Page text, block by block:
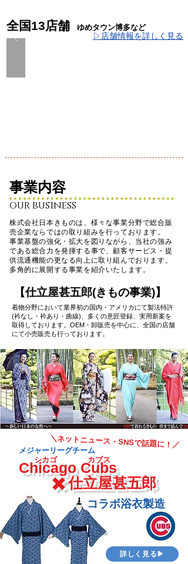
​全国13店舗 ゆめタウン博多など
​▷店舗情報を詳しく見る
事業内容
our business
株式会社日本きものは、様々な事業分野で総合販
売企業ならではの取り組みを行っております。
事業基盤の強化・拡大を図りながら、当社の強み
である総合力を発揮する事で、顧客サービス・提
供流通機能の更なる向上に取り組んでおります。
多角的に展開する事業を紹介いたします。
【​仕立屋甚五郎(きもの事業)】
着物分野において業界初の国内・アメリカにて製法特許
(衿なし・衿あり・曲線)、多くの意匠登録、実用新案を
取得しております。OEM・卸販売を中心に、全国の店舗
にて小売販売も行っております。
＼ネットニュース・SNSで話題に！／
詳しく見る▶︎
メジャーリーグチーム
シカゴ カブス
Chicago Cubs
✖️仕立屋甚五郎
コラボ浴衣製造